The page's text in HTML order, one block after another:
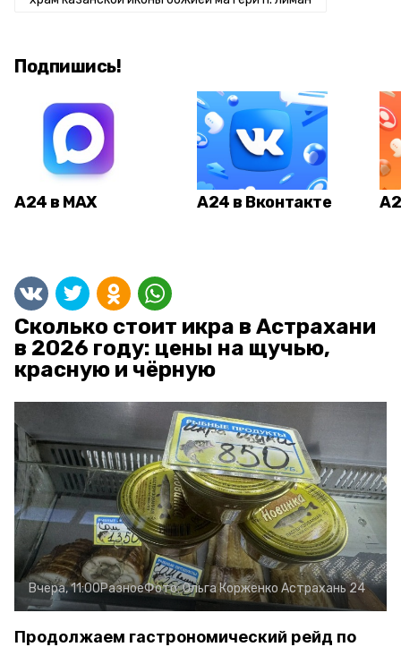
Подпишись!
А24 в MAX А24 в Вконтакте
Сколько стоит икра в Астрахани
в 2026 году: цены на щучью,
красную и чёрную
Вчера, 11:00РазноеФото:Ольга Корженко Астрахань 24
Продолжаем гастрономический рейд по